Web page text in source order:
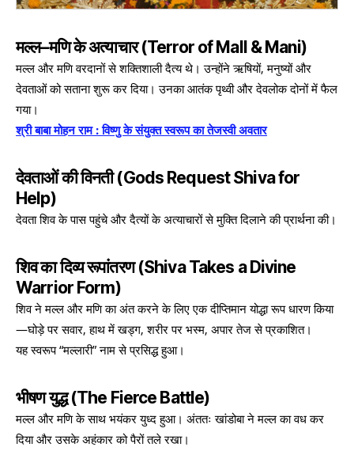
मल्ल–मणि के अत्याचार (Terror of Mall & Mani)
मल्ल और मणि वरदानों से शक्तिशाली दैत्य थे। उन्होंने ऋषियों, मनुष्यों और
देवताओं को सताना शुरू कर दिया। उनका आतंक पृथ्वी और देवलोक दोनों में फैल
गया।
श्री बाबा मोहन राम : विष्णु के संयुक्त स्वरूप का तेजस्वी अवतार
देवताओं की विनती (Gods Request Shiva for
Help)
देवता शिव के पास पहुंचे और दैत्यों के अत्याचारों से मुक्ति दिलाने की प्रार्थना की।
शिव का दिव्य रूपांतरण (Shiva Takes a Divine
Warrior Form)
शिव ने मल्ल और मणि का अंत करने के लिए एक दीप्तिमान योद्धा रूप धारण किया
—घोड़े पर सवार, हाथ में खड्ग, शरीर पर भस्म, अपार तेज से प्रकाशित।
यह स्वरूप “मल्लारी” नाम से प्रसिद्ध हुआ।
भीषण युद्ध (The Fierce Battle)
मल्ल और मणि के साथ भयंकर युध्द हुआ। अंततः खांडोबा ने मल्ल का वध कर
दिया और उसके अहंकार को पैरों तले रखा।